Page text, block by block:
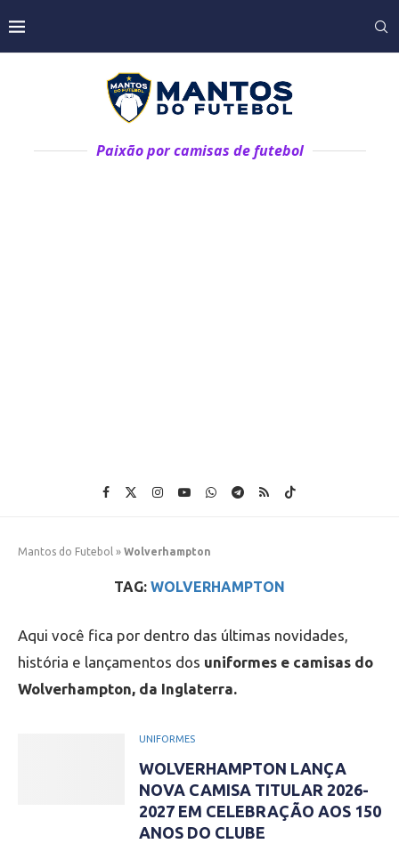
Paixão por camisas de futebol
Mantos do Futebol » Wolverhampton
TAG: WOLVERHAMPTON
Aqui você fica por dentro das últimas novidades,
história e lançamentos dos uniformes e camisas do
Wolverhampton, da Inglaterra.
UNIFORMES
WOLVERHAMPTON LANÇA
NOVA CAMISA TITULAR 2026-
2027 EM CELEBRAÇÃO AOS 150
ANOS DO CLUBE